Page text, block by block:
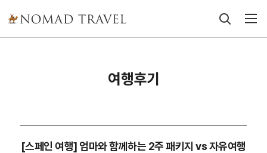
여행후기
[스페인 여행] 엄마와 함께하는 2주 패키지 vs 자유여행